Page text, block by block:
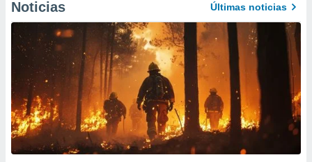
momento
en
en
de
Noticias Últimas noticias